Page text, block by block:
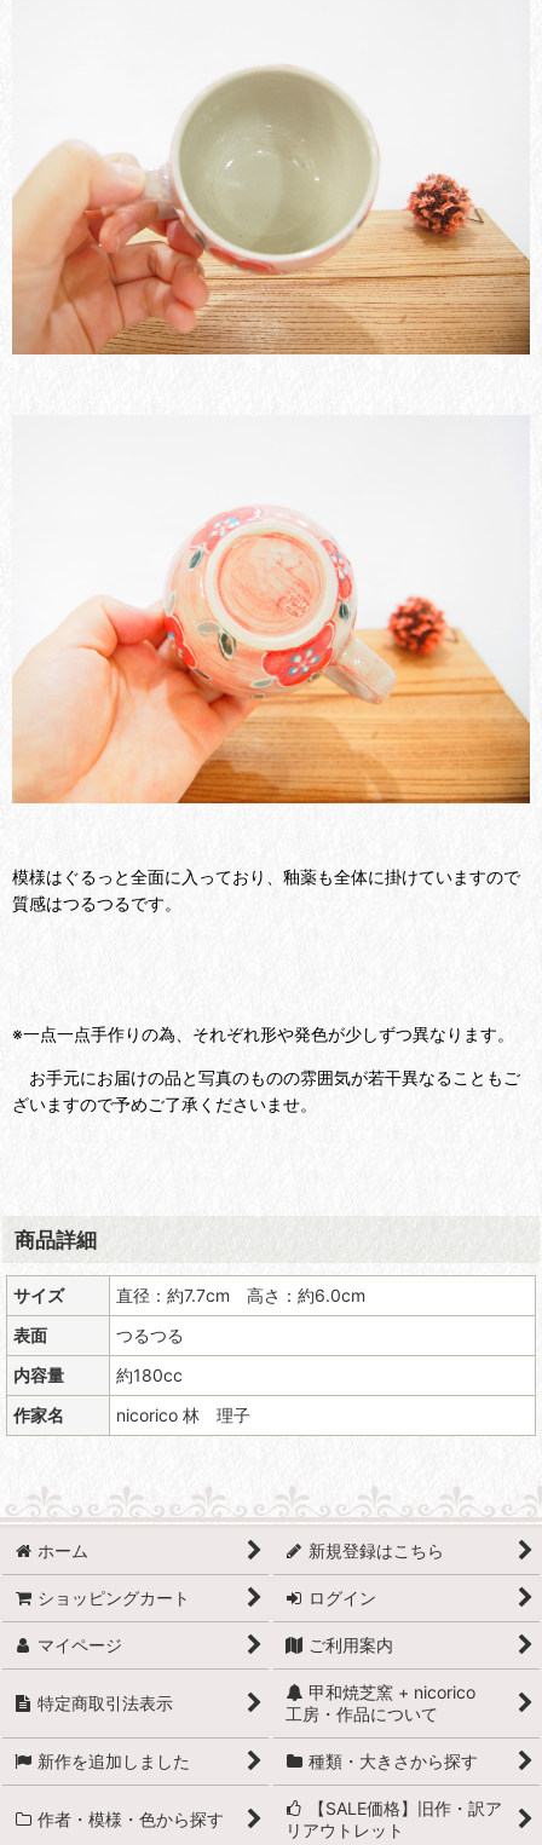
模様はぐるっと全面に入っており、釉薬も全体に掛けていますので
質感はつるつるです。
※一点一点手作りの為、それぞれ形や発色が少しずつ異なります。
お手元にお届けの品と写真のものの雰囲気が若干異なることもご
ざいますので予めご了承くださいませ。
商品詳細
サイズ
直径：約7.7cm 高さ：約6.0cm
表面
つるつる
内容量
約180cc
作家名
nicorico 林 理子
ホーム 新規登録はこちら
ショッピングカート ログイン
マイページ ご利用案内
特定商取引法表示
甲和焼芝窯 + nicorico
工房・作品について
新作を追加しました 種類・大きさから探す
作者・模様・色から探す
【SALE価格】旧作・訳ア
リアウトレット